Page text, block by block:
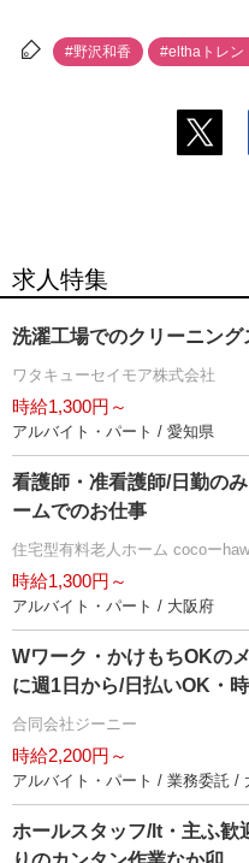
#野沢和香 #elthaトレン
求人特集
洗濯工場でのクリーニング
ワタキューセイモア株式会社
時給1,300円～
アルバイト・パート / 愛知県
看護師・准看護師/日勤の
ームでのお仕事
住宅型有料老人ホーム cocoー
時給1,300円～
アルバイト・パート / 大阪府
Wワーク・かけもちOKの
に週1日から/日払いOK・
合同会社ジーニー
時給2,200円～
アルバイト・パート / 業務委託 /
ホールスタッフ/lt・主ふ歓